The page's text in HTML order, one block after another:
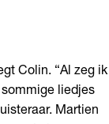
Colin. “Al zeg ik
sommige liedjes
Martien